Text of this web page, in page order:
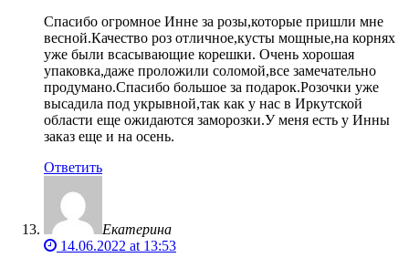
Спасибо огромное Инне за розы,которые пришли мне
весной.Качество роз отличное,кусты мощные,на корнях
уже были всасывающие корешки. Очень хорошая
упаковка,даже проложили соломой,все замечательно
продумано.Спасибо большое за подарок.Розочки уже
высадила под укрывной,так как у нас в Иркутской
области еще ожидаются заморозки.У меня есть у Инны
заказ еще и на осень.
Ответить
Екатерина
14.06.2022 at 13:53